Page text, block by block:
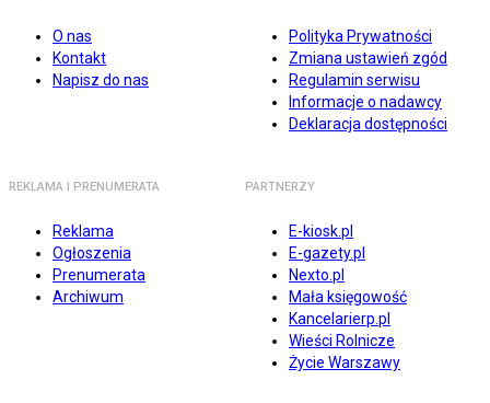
O nas
Kontakt
Napisz do nas
Polityka Prywatności
Zmiana ustawień zgód
Regulamin serwisu
Informacje o nadawcy
Deklaracja dostępności
REKLAMA I PRENUMERATA
Reklama
Ogłoszenia
Prenumerata
Archiwum
PARTNERZY
E-kiosk.pl
E-gazety.pl
Nexto.pl
Mała księgowość
Kancelarierp.pl
Wieści Rolnicze
Życie Warszawy